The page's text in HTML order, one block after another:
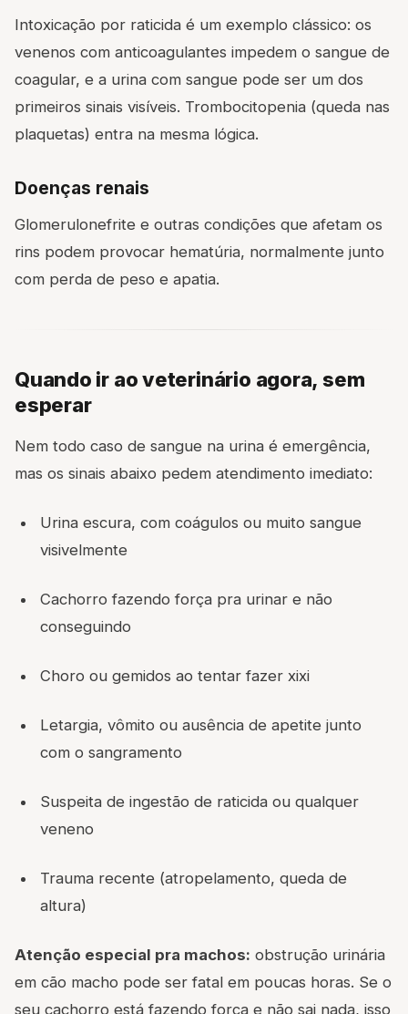
Intoxicação por raticida é um exemplo clássico: os
venenos com anticoagulantes impedem o sangue de
coagular, e a urina com sangue pode ser um dos
primeiros sinais visíveis. Trombocitopenia (queda nas
plaquetas) entra na mesma lógica.
Doenças renais
Glomerulonefrite e outras condições que afetam os
rins podem provocar hematúria, normalmente junto
com perda de peso e apatia.
Quando ir ao veterinário agora, sem
esperar
Nem todo caso de sangue na urina é emergência,
mas os sinais abaixo pedem atendimento imediato:
Urina escura, com coágulos ou muito sangue
visivelmente
Cachorro fazendo força pra urinar e não
conseguindo
Choro ou gemidos ao tentar fazer xixi
Letargia, vômito ou ausência de apetite junto
com o sangramento
Suspeita de ingestão de raticida ou qualquer
veneno
Trauma recente (atropelamento, queda de
altura)
Atenção especial pra machos: obstrução urinária
em cão macho pode ser fatal em poucas horas. Se o
seu cachorro está fazendo força e não sai nada, isso